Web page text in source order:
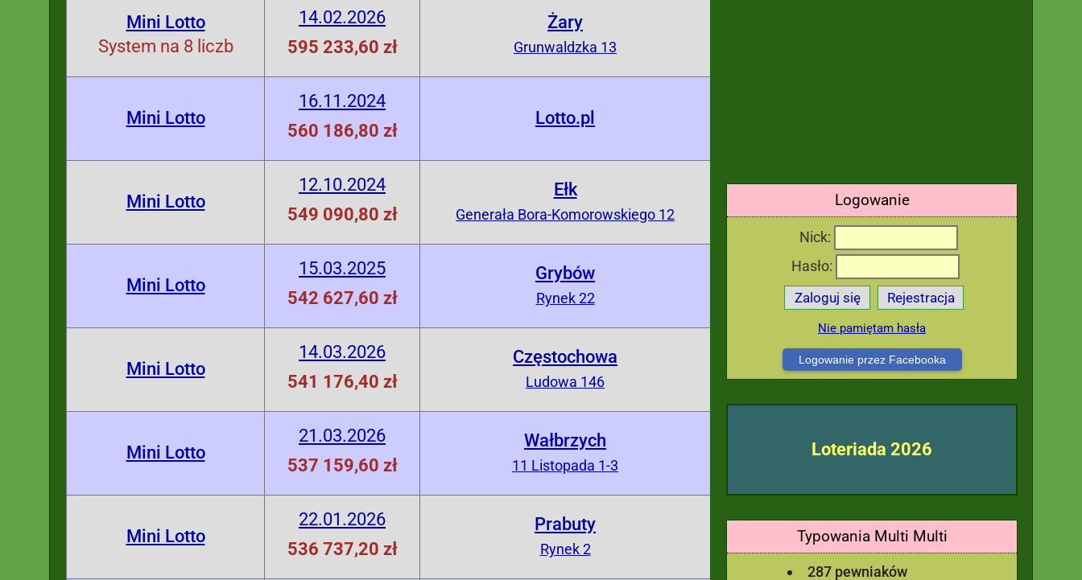
Logowanie
Nick:
Hasło:
Zaloguj się Rejestracja
Nie pamiętam hasła
Logowanie przez Facebooka
Loteriada 2026
Typowania Multi Multi
287 pewniaków
Mini Lotto
System na 8 liczb
14.02.2026
595 233,60 zł
Żary
Grunwaldzka 13
Mini Lotto
16.11.2024
560 186,80 zł
Lotto.pl
Mini Lotto
12.10.2024
549 090,80 zł
Ełk
Generała Bora-Komorowskiego 12
Mini Lotto
15.03.2025
542 627,60 zł
Grybów
Rynek 22
Mini Lotto
14.03.2026
541 176,40 zł
Częstochowa
Ludowa 146
Mini Lotto
21.03.2026
537 159,60 zł
Wałbrzych
11 Listopada 1-3
Mini Lotto
22.01.2026
536 737,20 zł
Prabuty
Rynek 2